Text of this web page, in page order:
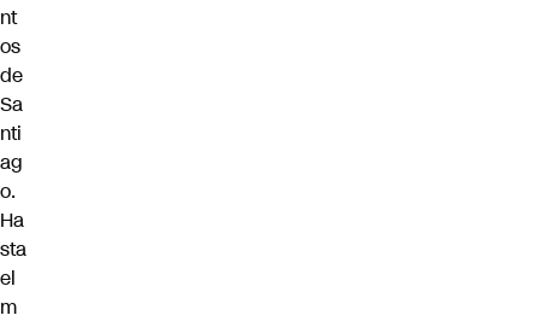
nt
os
de
Sa
nti
ag
o.
Ha
sta
el
m